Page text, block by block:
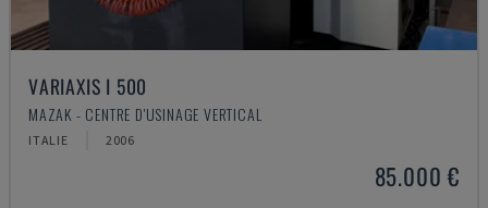
VARIAXIS I 500
MAZAK - CENTRE D'USINAGE VERTICAL
ITALIE 2006
85.000 €